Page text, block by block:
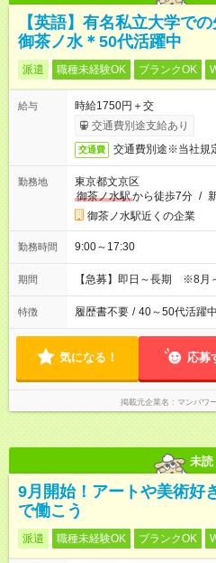
【英語】有名私立大学で
御茶ノ水＊50代活躍中
派遣 職種未経験OK ブランクOK
給与
時給1750円＋交
交通費別途支給あり
交通費 交通費別途※当社規
勤務地
東京都文京区
御茶ノ水駅から徒歩7分 /
御茶ノ水駅近くの企業
勤務時間 9:00～17:30
期間 【急募】即日～長期 ※8月
特徴 履歴書不要 / 40～50代活躍中
気になる！ 応募
掲載元企業名 マンパワ
未読
9月開始！アートや美術好
で働こう
派遣 職種未経験OK ブランクOK